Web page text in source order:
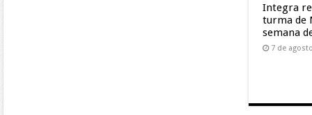
Integra
turma de
semana
7 de